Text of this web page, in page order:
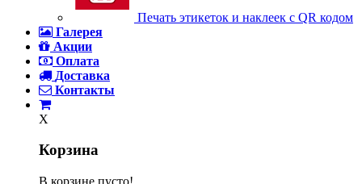
Печать этикеток и наклеек с QR кодом
Галерея
Акции
Оплата
Доставка
Контакты
X
Корзина
В корзине пусто!